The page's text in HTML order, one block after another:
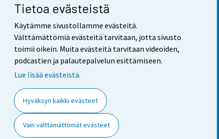
Tietoa evästeistä
Käytämme sivustollamme evästeitä.
Välttämättömiä evästeitä tarvitaan, jotta sivusto
toimii oikein. Muita evästeitä tarvitaan videoiden,
podcastien ja palautepalvelun esittämiseen.
Lue lisää evästeistä.
Hyväksyn kaikki evästeet
Vain välttämättömät evästeet
Yhteystiedot
Palaute
Käyttöehdot
Saavutettavuus
Tietoa sivustosta
Evästeasetukset